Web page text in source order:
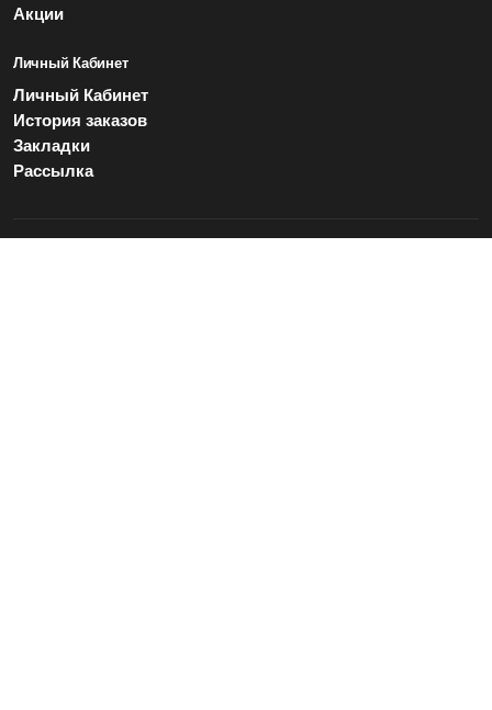
Акции
Личный Кабинет
Личный Кабинет
История заказов
Закладки
Рассылка